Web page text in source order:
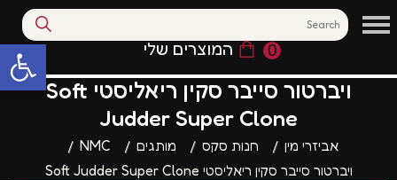
פתח סרגל 0 המוצרים שלי
ויברטור סייבר סקין ריאליסטי Soft
Judder Super Clone
אביזרי מין חנות סקס מותגים
NMC
ויברטור סייבר סקין ריאליסטי Soft Judder Super Clone